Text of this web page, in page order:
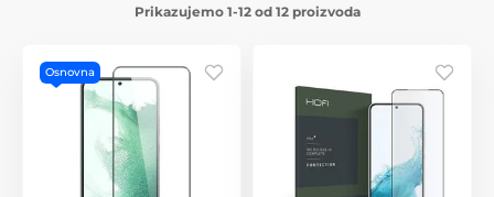
Prikazujemo 1-12 od 12 proizvoda
Osnovna